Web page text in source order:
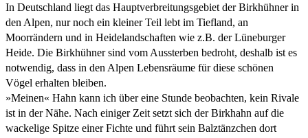
In Deutschland liegt das Hauptverbreitungsgebiet der Birkhühner in
den Alpen, nur noch ein kleiner Teil lebt im Tiefland, an
Moorrändern und in Heidelandschaften wie z.B. der Lüneburger
Heide. Die Birkhühner sind vom Aussterben bedroht, deshalb ist es
notwendig, dass in den Alpen Lebensräume für diese schönen
Vögel erhalten bleiben.
»Meinen« Hahn kann ich über eine Stunde beobachten, kein Rivale
ist in der Nähe. Nach einiger Zeit setzt sich der Birkhahn auf die
wackelige Spitze einer Fichte und führt sein Balztänzchen dort